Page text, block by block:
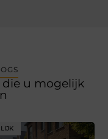
die u mogelijk